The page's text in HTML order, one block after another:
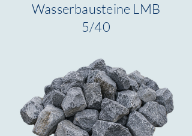
Wasserbausteine LMB
5/40